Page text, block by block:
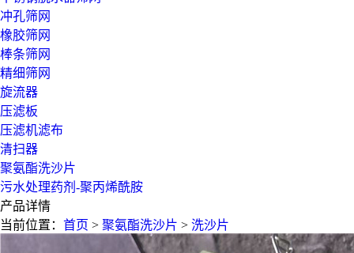
冲孔筛网
橡胶筛网
棒条筛网
精细筛网
旋流器
压滤板
压滤机滤布
清扫器
聚氨酯洗沙片
污水处理药剂-聚丙烯酰胺
产品详情
当前位置： 首页 > 聚氨酯洗沙片 > 洗沙片